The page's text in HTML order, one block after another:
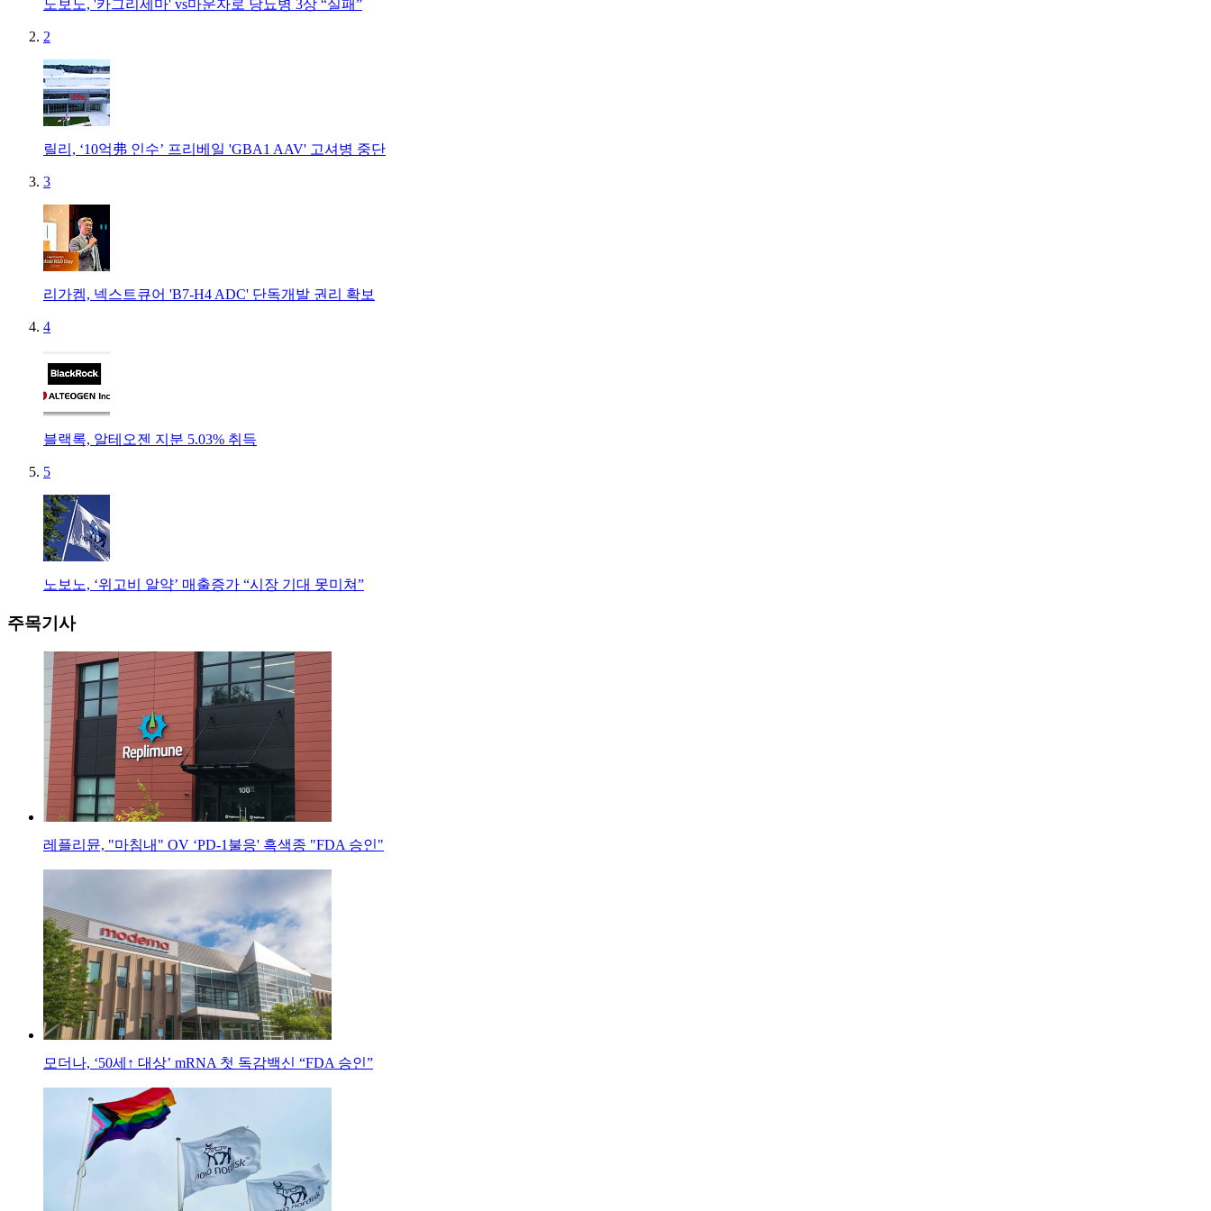
노보노, '카그리세마' vs마운자로 당뇨병 3상 “실패”
2
릴리, ‘10억弗 인수’ 프리베일 'GBA1 AAV' 고셔병 중단
3
리가켐, 넥스트큐어 'B7-H4 ADC' 단독개발 권리 확보
4
블랙록, 알테오젠 지분 5.03% 취득
5
노보노, ‘위고비 알약’ 매출증가 “시장 기대 못미쳐”
주목기사
레플리뮨, "마침내" OV ‘PD-1불응' 흑색종 "FDA 승인"
모더나, ‘50세↑ 대상’ mRNA 첫 독감백신 “FDA 승인”